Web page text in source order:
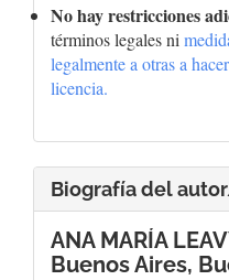
No hay restricciones
términos legales ni
legalmente a otras a
licencia.
Biografía del
ANA MARÍA
Buenos Aires,